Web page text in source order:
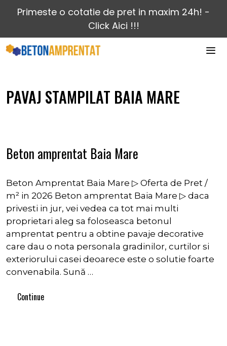
Primeste o cotatie de pret in maxim 24h! -
Click Aici !!!
PAVAJ STAMPILAT BAIA MARE
Beton amprentat Baia Mare
Beton Amprentat Baia Mare ▷ Oferta de Pret /
m² in 2026 Beton amprentat Baia Mare ▷ daca
privesti in jur, vei vedea ca tot mai multi
proprietari aleg sa foloseasca betonul
amprentat pentru a obtine pavaje decorative
care dau o nota personala gradinilor, curtilor si
exteriorului casei deoarece este o solutie foarte
convenabila. Sună …
Continue